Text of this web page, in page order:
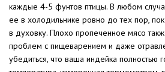
каждые 4-5 фунтов птицы. В любом
ее в холодильнике ровно до тех пор,
в духовку. Плохо пропеченное мясо
проблем с пищеварением и даже
убедиться, что ваша индейка полностью